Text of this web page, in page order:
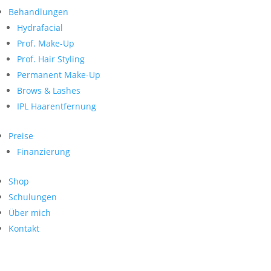
Behandlungen
Hydrafacial
Prof. Make-Up
Prof. Hair Styling
Permanent Make-Up
Brows & Lashes
IPL Haarentfernung
Preise
Finanzierung
Shop
Schulungen
Über mich
Kontakt
nach:
Neueste Kommentare
Archiv
Kategorien
Keine Kategorien
Meta
Anmelden
Feed der Einträge
WordPress.org
Search
nach:
Archive
Kontakt
Impressum
Datenschutz